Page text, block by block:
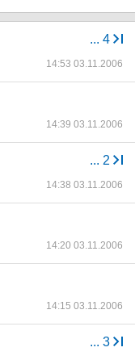
... 4
14:53 03.11.2006
14:39 03.11.2006
... 2
14:38 03.11.2006
14:20 03.11.2006
14:15 03.11.2006
... 3